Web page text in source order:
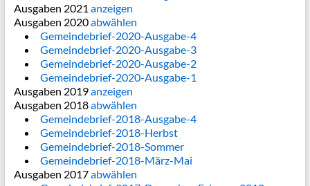
Ausgaben 2021 anzeigen
Ausgaben 2020abwählen
Gemeindebrief-2020-Ausgabe-4
Gemeindebrief-2020-Ausgabe-3
Gemeindebrief-2020-Ausgabe-2
Gemeindebrief-2020-Ausgabe-1
Ausgaben 2019anzeigen
Ausgaben 2018abwählen
Gemeindebrief-2018-Ausgabe-4
Gemeindebrief-2018-Herbst
Gemeindebrief-2018-Sommer
Gemeindebrief-2018-März-Mai
Ausgaben 2017abwählen